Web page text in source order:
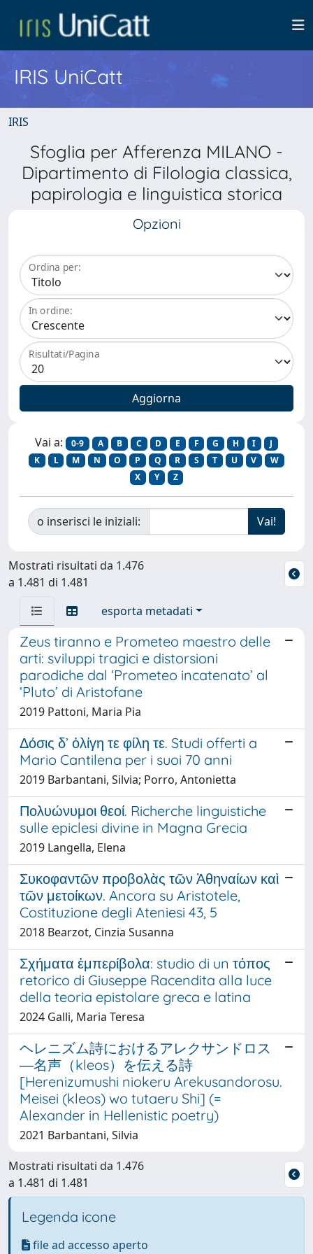
IRIS UniCatt
IRIS
Sfoglia per Afferenza MILANO -
Dipartimento di Filologia classica,
papirologia e linguistica storica
Opzioni
Ordina per:
In ordine:
Risultati/Pagina
Vai a: 0-9 A B C D E F G H I
J
K
L M N O P Q R S T U V
W
X
Y Z
o inserisci le iniziali:
Mostrati risultati da 1.476
a 1.481 di 1.481
esporta metadati
Zeus tiranno e Prometeo maestro delle
arti: sviluppi tragici e distorsioni
parodiche dal ‘Prometeo incatenato’ al
‘Pluto’ di Aristofane
2019 Pattoni, Maria Pia
Δόσις δ’ ὀλίγη τε φίλη τε. Studi offerti a
Mario Cantilena per i suoi 70 anni
2019 Barbantani, Silvia; Porro, Antonietta
Πολυώνυμοι θεοί. Richerche linguistiche
sulle epiclesi divine in Magna Grecia
2019 Langella, Elena
Συκοφαντῶν προβολὰς τῶν Ἀθηναίων καὶ
τῶν μετοίκων. Ancora su Aristotele,
Costituzione degli Ateniesi 43, 5
2018 Bearzot, Cinzia Susanna
Σχήματα ἐμπερίβολα: studio di un τόπος
retorico di Giuseppe Racendita alla luce
della teoria epistolare greca e latina
2024 Galli, Maria Teresa
ヘレニズム詩におけるアレクサンドロス
―名声（kleos）を伝える詩
[Herenizumushi niokeru Arekusandorosu.
Meisei (kleos) wo tutaeru Shi] (=
Alexander in Hellenistic poetry)
2021 Barbantani, Silvia
Mostrati risultati da 1.476
a 1.481 di 1.481
Legenda icone
file ad accesso aperto